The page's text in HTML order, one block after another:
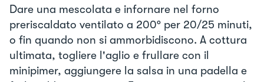
Dare una mescolata e infornare nel forno
preriscaldato ventilato a 200° per 20/25 minuti,
o fin quando non si ammorbidiscono. A cottura
ultimata, togliere l'aglio e frullare con il
minipimer, aggiungere la salsa in una padella e